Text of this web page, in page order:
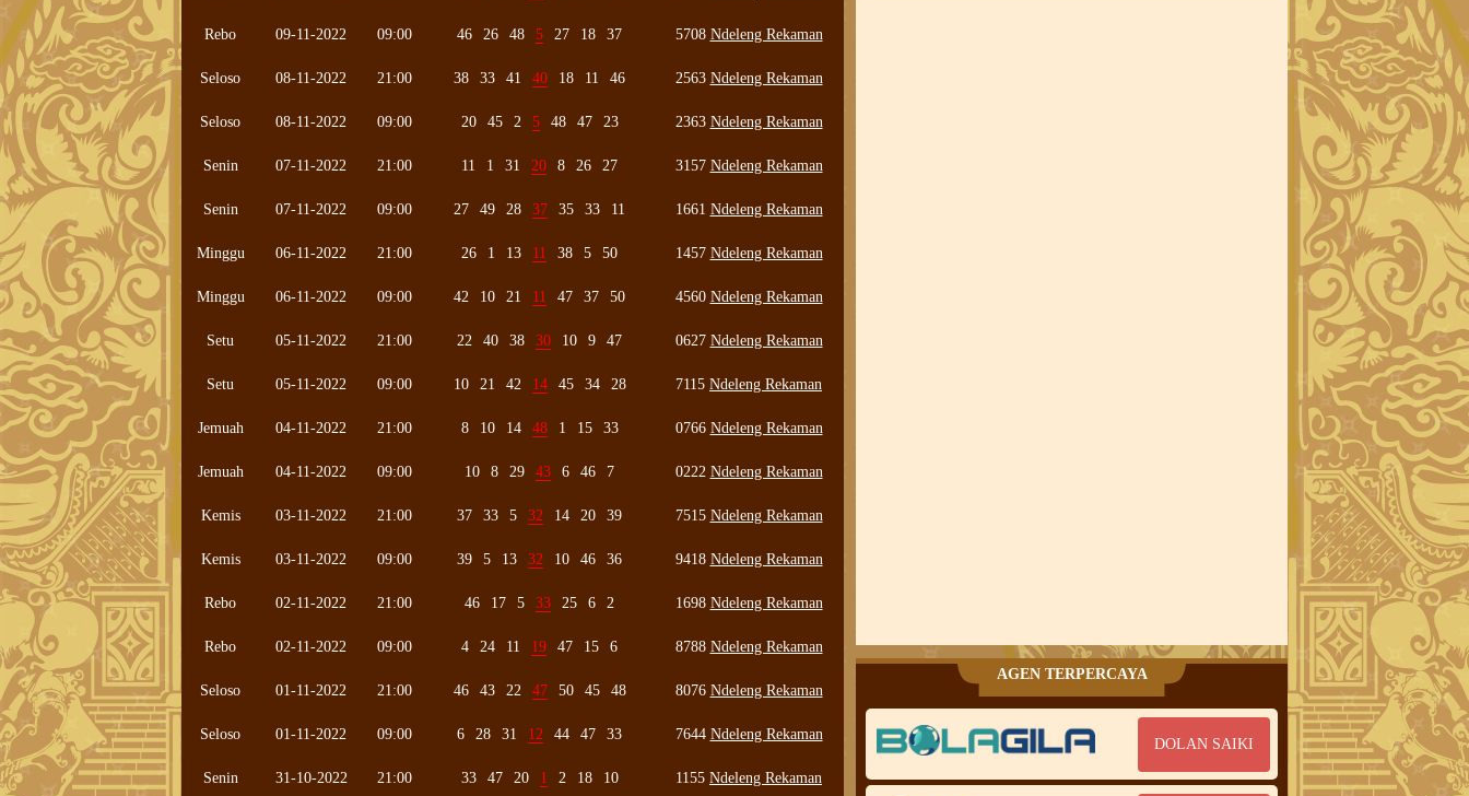
Rebo 09-11-2022 09:00 46 26 48 5 27 18 37 5708 Ndeleng Rekaman
Seloso 08-11-2022 21:00 38 33 41 40 18 11 46 2563 Ndeleng Rekaman
Seloso 08-11-2022 09:00 20 45 2 5 48 47 23 2363 Ndeleng Rekaman
Senin 07-11-2022 21:00 11 1 31 20 8 26 27 3157 Ndeleng Rekaman
Senin 07-11-2022 09:00 27 49 28 37 35 33 11 1661 Ndeleng Rekaman
Minggu 06-11-2022 21:00 26 1 13 11 38 5 50 1457 Ndeleng Rekaman
Minggu 06-11-2022 09:00 42 10 21 11 47 37 50 4560 Ndeleng Rekaman
Setu 05-11-2022 21:00 22 40 38 30 10 9 47 0627 Ndeleng Rekaman
Setu 05-11-2022 09:00 10 21 42 14 45 34 28 7115 Ndeleng Rekaman
Jemuah 04-11-2022 21:00 8 10 14 48 1 15 33 0766 Ndeleng Rekaman
Jemuah 04-11-2022 09:00 10 8 29 43 6 46 7 0222 Ndeleng Rekaman
Kemis 03-11-2022 21:00 37 33 5 32 14 20 39 7515 Ndeleng Rekaman
Kemis 03-11-2022 09:00 39 5 13 32 10 46 36 9418 Ndeleng Rekaman
Rebo 02-11-2022 21:00 46 17 5 33 25 6 2 1698 Ndeleng Rekaman
Rebo 02-11-2022 09:00 4 24 11 19 47 15 6 8788 Ndeleng Rekaman
Seloso 01-11-2022 21:00 46 43 22 47 50 45 48 8076 Ndeleng Rekaman
Seloso 01-11-2022 09:00 6 28 31 12 44 47 33 7644 Ndeleng Rekaman
Senin 31-10-2022 21:00 33 47 20 1 2 18 10 1155 Ndeleng Rekaman
AGEN TERPERCAYA
DOLAN SAIKI